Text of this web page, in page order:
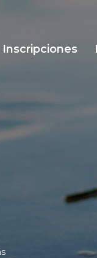
Inscripciones